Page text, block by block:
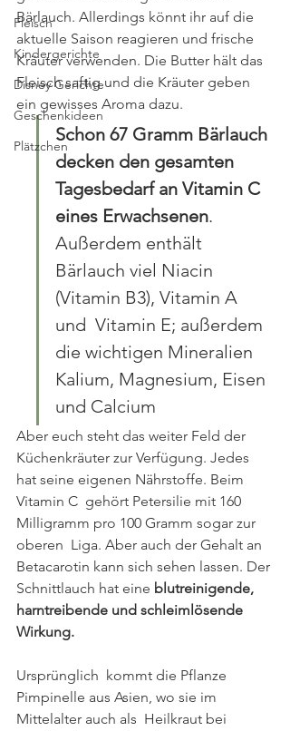
Fleisch
Kindergerichte
Disney Gerichte
Geschenkideen
Plätzchen
Bärlauch. Allerdings könnt ihr auf die
aktuelle Saison reagieren und frische
Kräuter verwenden. Die Butter hält das
Fleisch saftig und die Kräuter geben
ein gewisses Aroma dazu.
Schon 67 Gramm Bärlauch
decken den gesamten
Tagesbedarf an Vitamin C
eines Erwachsenen.
Außerdem enthält
Bärlauch viel Niacin
(Vitamin B3), Vitamin A
und  Vitamin E; außerdem
die wichtigen Mineralien
Kalium, Magnesium, Eisen
und Calcium
Aber euch steht das weiter Feld der
Küchenkräuter zur Verfügung. Jedes
hat seine eigenen Nährstoffe. Beim
Vitamin C  gehört Petersilie mit 160
Milligramm pro 100 Gramm sogar zur
oberen  Liga. Aber auch der Gehalt an
Betacarotin kann sich sehen lassen. Der
Schnittlauch hat eine blutreinigende,
harntreibende und schleimlösende
Wirkung.
Ursprünglich  kommt die Pflanze
Pimpinelle aus Asien, wo sie im
Mittelalter auch als  Heilkraut bei